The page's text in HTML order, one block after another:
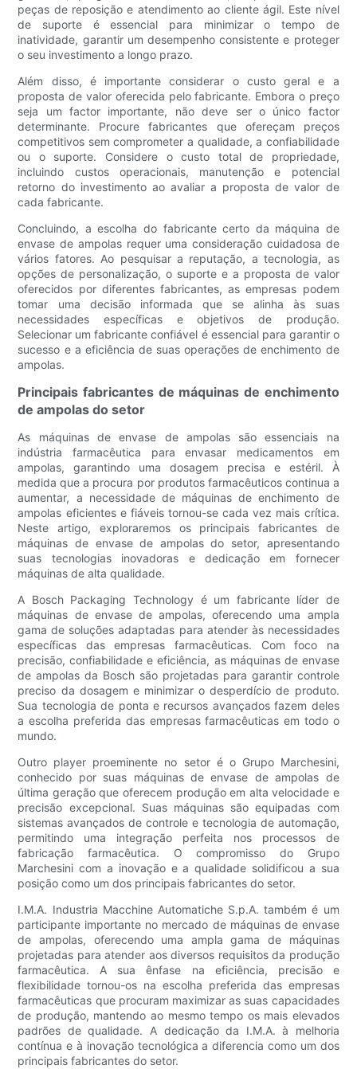
peças de reposição e atendimento ao cliente ágil. Este nível
de suporte é essencial para minimizar o tempo de
inatividade, garantir um desempenho consistente e proteger
o seu investimento a longo prazo.
Além disso, é importante considerar o custo geral e a
proposta de valor oferecida pelo fabricante. Embora o preço
seja um factor importante, não deve ser o único factor
determinante. Procure fabricantes que ofereçam preços
competitivos sem comprometer a qualidade, a confiabilidade
ou o suporte. Considere o custo total de propriedade,
incluindo custos operacionais, manutenção e potencial
retorno do investimento ao avaliar a proposta de valor de
cada fabricante.
Concluindo, a escolha do fabricante certo da máquina de
envase de ampolas requer uma consideração cuidadosa de
vários fatores. Ao pesquisar a reputação, a tecnologia, as
opções de personalização, o suporte e a proposta de valor
oferecidos por diferentes fabricantes, as empresas podem
tomar uma decisão informada que se alinha às suas
necessidades específicas e objetivos de produção.
Selecionar um fabricante confiável é essencial para garantir o
sucesso e a eficiência de suas operações de enchimento de
ampolas.
Principais fabricantes de máquinas de enchimento
de ampolas do setor
As máquinas de envase de ampolas são essenciais na
indústria farmacêutica para envasar medicamentos em
ampolas, garantindo uma dosagem precisa e estéril. À
medida que a procura por produtos farmacêuticos continua a
aumentar, a necessidade de máquinas de enchimento de
ampolas eficientes e fiáveis ​​tornou-se cada vez mais crítica.
Neste artigo, exploraremos os principais fabricantes de
máquinas de envase de ampolas do setor, apresentando
suas tecnologias inovadoras e dedicação em fornecer
máquinas de alta qualidade.
A Bosch Packaging Technology é um fabricante líder de
máquinas de envase de ampolas, oferecendo uma ampla
gama de soluções adaptadas para atender às necessidades
específicas das empresas farmacêuticas. Com foco na
precisão, confiabilidade e eficiência, as máquinas de envase
de ampolas da Bosch são projetadas para garantir controle
preciso da dosagem e minimizar o desperdício de produto.
Sua tecnologia de ponta e recursos avançados fazem deles
a escolha preferida das empresas farmacêuticas em todo o
mundo.
Outro player proeminente no setor é o Grupo Marchesini,
conhecido por suas máquinas de envase de ampolas de
última geração que oferecem produção em alta velocidade e
precisão excepcional. Suas máquinas são equipadas com
sistemas avançados de controle e tecnologia de automação,
permitindo uma integração perfeita nos processos de
fabricação farmacêutica. O compromisso do Grupo
Marchesini com a inovação e a qualidade solidificou a sua
posição como um dos principais fabricantes do setor.
I.M.A. Industria Macchine Automatiche S.p.A. também é um
participante importante no mercado de máquinas de envase
de ampolas, oferecendo uma ampla gama de máquinas
projetadas para atender aos diversos requisitos da produção
farmacêutica. A sua ênfase na eficiência, precisão e
flexibilidade tornou-os na escolha preferida das empresas
farmacêuticas que procuram maximizar as suas capacidades
de produção, mantendo ao mesmo tempo os mais elevados
padrões de qualidade. A dedicação da I.M.A. à melhoria
contínua e à inovação tecnológica a diferencia como um dos
principais fabricantes do setor.